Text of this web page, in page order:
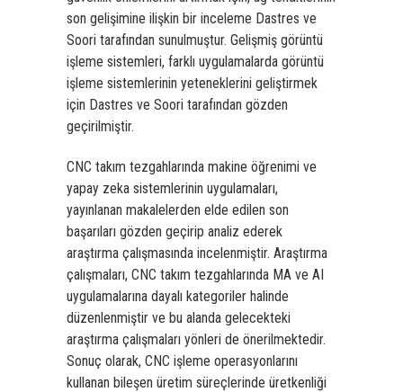
son gelişimine ilişkin bir inceleme Dastres ve
Soori tarafından sunulmuştur. Gelişmiş görüntü
işleme sistemleri, farklı uygulamalarda görüntü
işleme sistemlerinin yeteneklerini geliştirmek
için Dastres ve Soori tarafından gözden
geçirilmiştir.
CNC takım tezgahlarında makine öğrenimi ve
yapay zeka sistemlerinin uygulamaları,
yayınlanan makalelerden elde edilen son
başarıları gözden geçirip analiz ederek
araştırma çalışmasında incelenmiştir. Araştırma
çalışmaları, CNC takım tezgahlarında MA ve AI
uygulamalarına dayalı kategoriler halinde
düzenlenmiştir ve bu alanda gelecekteki
araştırma çalışmaları yönleri de önerilmektedir.
Sonuç olarak, CNC işleme operasyonlarını
kullanan bileşen üretim süreçlerinde üretkenliği